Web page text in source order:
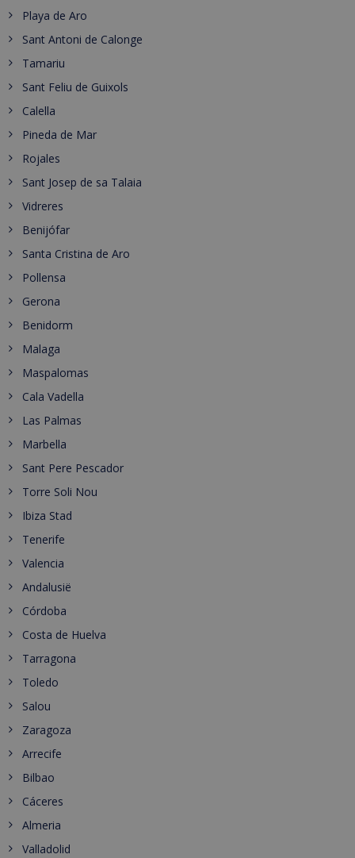
Playa de Aro
Sant Antoni de Calonge
Tamariu
Sant Feliu de Guixols
Calella
Pineda de Mar
Rojales
Sant Josep de sa Talaia
Vidreres
Benijófar
Santa Cristina de Aro
Pollensa
Gerona
Benidorm
Malaga
Maspalomas
Cala Vadella
Las Palmas
Marbella
Sant Pere Pescador
Torre Soli Nou
Ibiza Stad
Tenerife
Valencia
Andalusië
Córdoba
Costa de Huelva
Tarragona
Toledo
Salou
Zaragoza
Arrecife
Bilbao
Cáceres
Almeria
Valladolid